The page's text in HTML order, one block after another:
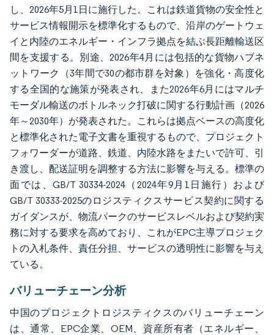
し、2026年5月1日に施行した。これは鉄道貨物の安全性と
サービス情報開示を標準化するもので、沿岸のゲートウェ
イと内陸のエネルギー・インフラ拠点を結ぶ長距離輸送区
間を支援する。別途、2026年4月には包括的な貨物ハブネ
ットワーク（3年間で30の都市群を対象）を強化・高度化
する全国的な施策が発表され、また2026年6月にはマルチ
モーダル輸送のボトルネック打破に関する行動計画（2026
年～2030年）が発表された。これらは拠点ベースの高度化
と標準化された電子文書を重視するもので、プロジェクト
フォワーダーが道路、鉄道、内陸水路をまたいで許可、引
き渡し、配送証明を調整する方法に影響を与える。標準の
面では、GB/T 30334-2024（2024年9月1日施行）および
GB/T 30333-2025のロジスティクスサービス契約に関する
ガイダンスが、物流パークのサービスレベルおよび契約実
務に対する要求を高めており、これがEPC主導プロジェク
トの入札条件、責任分担、サービスの透明性に影響を与え
ている。
バリューチェーン分析
中国のプロジェクトロジスティクスのバリューチェーン
は、通常、EPC企業、OEM、資産所有者（エネルギー、